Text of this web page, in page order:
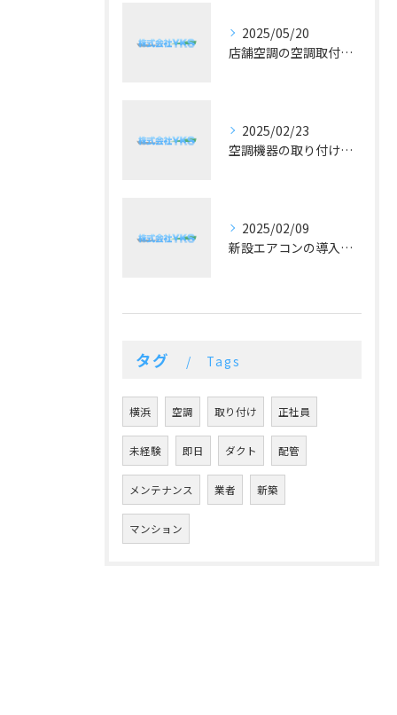
2025/05/20
店舗空調の空調取付工事で失敗しないための三つのポイント
2025/02/23
空調機器の取り付け技術と重要性
2025/02/09
新設エアコンの導入効果と最新技術
タグ Tags
横浜 空調 取り付け 正社員
未経験 即日 ダクト 配管
メンテナンス 業者 新築
マンション